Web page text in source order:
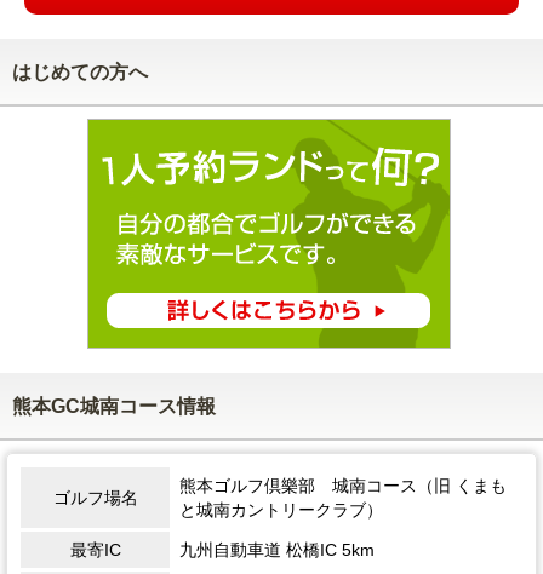
はじめての方へ
熊本GC城南コース情報
ゴルフ場名
熊本ゴルフ倶樂部 城南コース（旧 くまも
と城南カントリークラブ）
最寄IC 九州自動車道 松橋IC 5km